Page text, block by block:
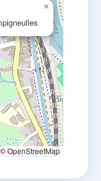
×
OpenStreetMap